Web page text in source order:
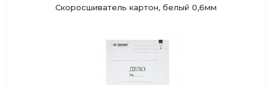
Скоросшиватель картон, белый 0,6мм